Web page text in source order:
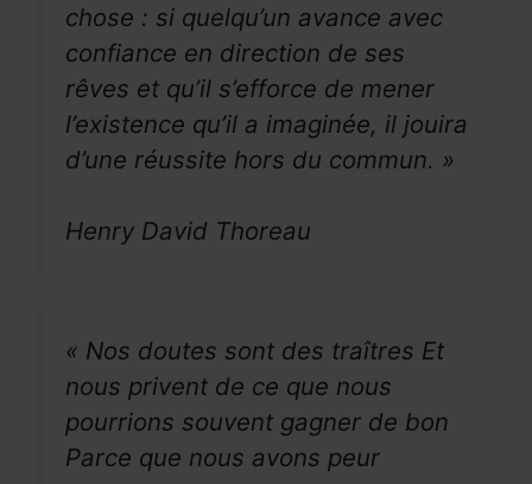
chose : si quelqu’un avance avec
confiance en direction de ses
rêves et qu’il s’efforce de mener
l’existence qu’il a imaginée, il jouira
d’une réussite hors du commun. »
Henry David Thoreau
« Nos doutes sont des traîtres Et
nous privent de ce que nous
pourrions souvent gagner de bon
Parce que nous avons peur